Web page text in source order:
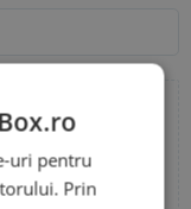
uri pentru
Prin